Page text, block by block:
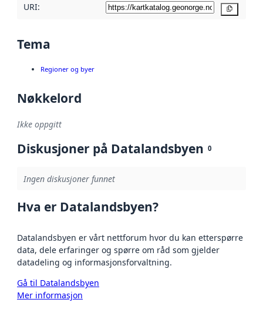
URI:
Tema
Regioner og byer
Nøkkelord
Ikke oppgitt
Diskusjoner på Datalandsbyen 0
Ingen diskusjoner funnet
Hva er Datalandsbyen?
Datalandsbyen er vårt nettforum hvor du kan etterspørre
data, dele erfaringer og spørre om råd som gjelder
datadeling og informasjonsforvaltning.
Gå til Datalandsbyen
Mer informasjon